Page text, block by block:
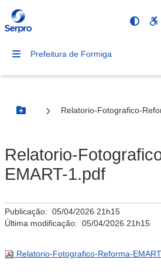
Prefeitura de Formiga
Botão Menu
Relatorio-Fotografico-
Relatorio-
EMART-1.pdf
Publicação: 05/04/2026 21h15
Última modificação: 05/04/2026 21h15
Relatorio-Fotografico-Reforma-